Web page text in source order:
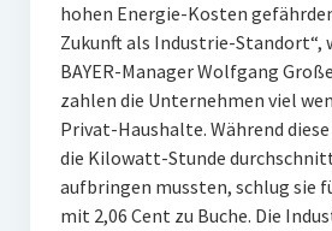
hohen Energie-Kosten
Zukunft als Industrie-Standort“,
BAYER-Manager Wolfgang
zahlen die Unternehmen viel
Privat-Haushalte. Während
die Kilowatt-Stunde
aufbringen mussten, schlug sie
mit 2,06 Cent zu Buche. Die